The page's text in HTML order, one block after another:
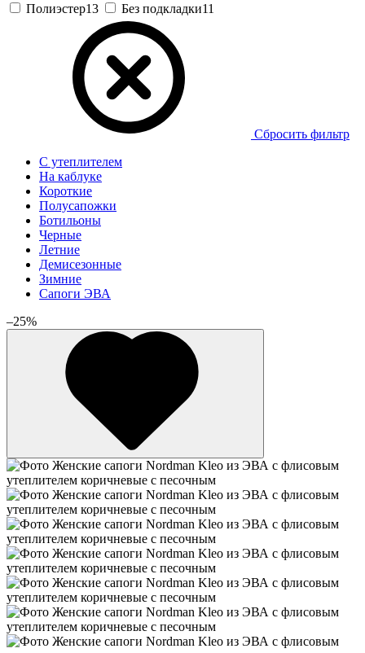
Полиэстер13 Без подкладки11
Сбросить фильтр
С утеплителем
На каблуке
Короткие
Полусапожки
Ботильоны
Черные
Летние
Демисезонные
Зимние
Cапоги ЭВА
–25%